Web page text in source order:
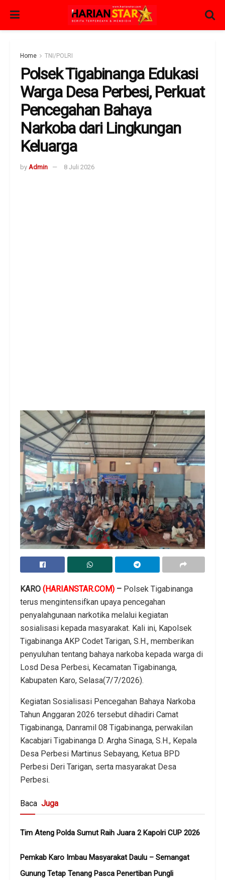
Home TNI/POLRI
Polsek Tigabinanga Edukasi
Warga Desa Perbesi, Perkuat
Pencegahan Bahaya
Narkoba dari Lingkungan
Keluarga
by Admin 8 Juli 2026
KARO (HARIANSTAR.COM) – Polsek Tigabinanga
terus mengintensifkan upaya pencegahan
penyalahgunaan narkotika melalui kegiatan
sosialisasi kepada masyarakat. Kali ini, Kapolsek
Tigabinanga AKP Codet Tarigan, S.H., memberikan
penyuluhan tentang bahaya narkoba kepada warga di
Losd Desa Perbesi, Kecamatan Tigabinanga,
Kabupaten Karo, Selasa(7/7/2026).
Kegiatan Sosialisasi Pencegahan Bahaya Narkoba
Tahun Anggaran 2026 tersebut dihadiri Camat
Tigabinanga, Danramil 08 Tigabinanga, perwakilan
Kacabjari Tigabinanga D. Argha Sinaga, S.H., Kepala
Desa Perbesi Martinus Sebayang, Ketua BPD
Perbesi Deri Tarigan, serta masyarakat Desa
Perbesi.
Baca Juga
Tim Ateng Polda Sumut Raih Juara 2 Kapolri CUP 2026
Pemkab Karo Imbau Masyarakat Daulu – Semangat
Gunung Tetap Tenang Pasca Penertiban Pungli